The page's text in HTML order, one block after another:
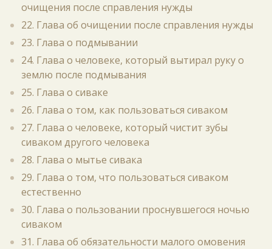
очищения после справления нужды
22. Глава об очищении после справления нужды
23. Глава о подмывании
24. Глава о человеке, который вытирал руку о
землю после подмывания
25. Глава о сиваке
26. Глава о том, как пользоваться сиваком
27. Глава о человеке, который чистит зубы
сиваком другого человека
28. Глава о мытье сивака
29. Глава о том, что пользоваться сиваком
естественно
30. Глава о пользовании проснувшегося ночью
сиваком
31. Глава об обязательности малого омовения